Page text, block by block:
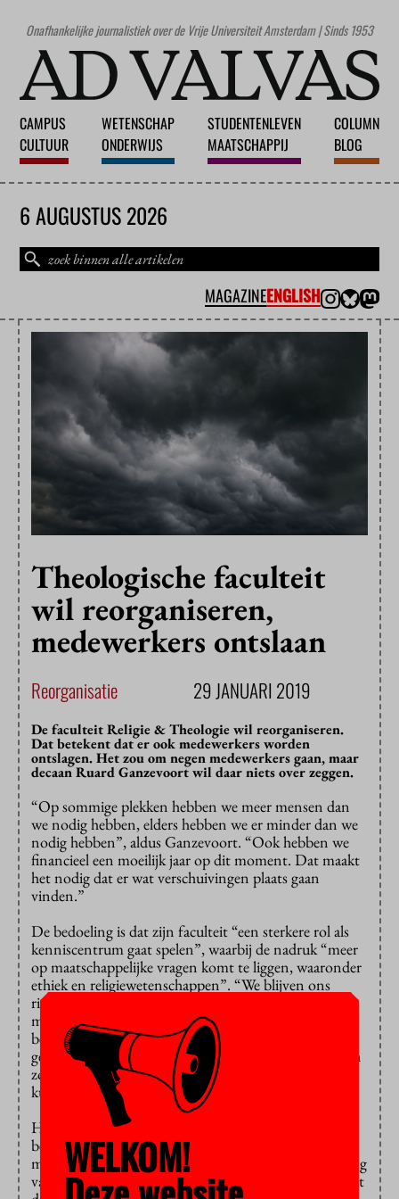
Onafhankelijke journalistiek over de Vrije Universiteit Amsterdam | Sinds 1953
CAMPUS
CULTUUR
WETENSCHAP
ONDERWIJS
STUDENTENLEVEN
MAATSCHAPPIJ
COLUMN
BLOG
6 AUGUSTUS 2026
MAGAZINEENGLISH
Theologische faculteit
wil reorganiseren,
medewerkers ontslaan
Reorganisatie 29 JANUARI 2019
De faculteit Religie & Theologie wil reorganiseren.
Dat betekent dat er ook medewerkers worden
ontslagen. Het zou om negen medewerkers gaan, maar
decaan Ruard Ganzevoort wil daar niets over zeggen.
“Op sommige plekken hebben we meer mensen dan
we nodig hebben, elders hebben we er minder dan we
nodig hebben”, aldus Ganzevoort. “Ook hebben we
financieel een moeilijk jaar op dit moment. Dat maakt
het nodig dat er wat verschuivingen plaats gaan
vinden.”
De bedoeling is dat zijn faculteit “een sterkere rol als
kenniscentrum gaat spelen”, waarbij de nadruk “meer
op maatschappelijke vragen komt te liggen, waaronder
ethiek en religiewetenschappen”. “We blijven ons
richten op interreligieuze vraagstukken en
maatschappelijke vragen, maar natuurlijk ook op de
bestudering van religieuze teksten, tradities en
gemeenschappen”, aldus Ganzevoort. “Dat vraagt een
zorgvuldige inhoudelijke bijsturing om de breedte te
kunnen blijven garanderen.”
Het reorganisatieplan is ingediend bij het college van
bestuur en ligt ook voor aan de medewerkers. Die
mogen daar tot begin februari op reageren. Na inbreng
van de onderdeelcommissie en medewerkers wordt het
WELKOM!